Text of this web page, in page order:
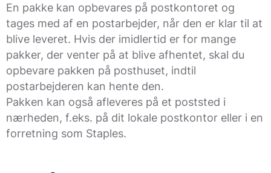
En pakke kan opbevares på postkontoret og
tages med af en postarbejder, når den er klar til at
blive leveret. Hvis der imidlertid er for mange
pakker, der venter på at blive afhentet, skal du
opbevare pakken på posthuset, indtil
postarbejderen kan hente den.
Pakken kan også afleveres på et poststed i
nærheden, f.eks. på dit lokale postkontor eller i en
forretning som Staples.